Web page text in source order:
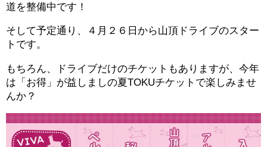
道を整備中です！
そして予定通り、４月２６日から山頂ドライブのスター
トです。
もちろん、ドライブだけのチケットもありますが、今年
は「お得」が益しましの夏TOKUチケットで楽しみませ
んか？